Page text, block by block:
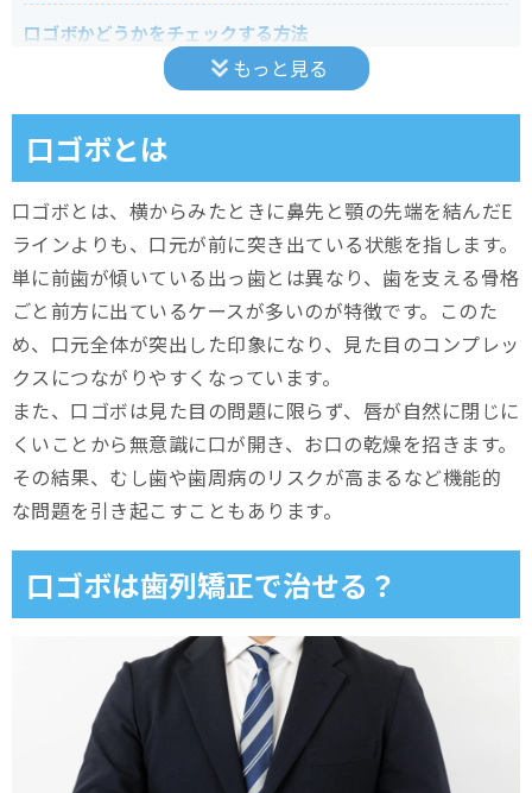
口ゴボかどうかをチェックする方法
口ゴボにも種類がある？
下顎が小さいタイプの口ゴボ
鼻が相対的に低い・唇が分厚いタイプの口ゴボ
歯並びがよくても口ゴボになる原因は？
先天的な要因
口ゴボの3つの矯正方法
マウスピース矯正
ワイヤー矯正（表側）
場合によっては外科矯正も
【症例別】口ゴボを歯列矯正での治療法
出っ歯が原因の口ゴボ
もっと見る
口ゴボとは
口ゴボとは、横からみたときに鼻先と顎の先端を結んだE
ラインよりも、口元が前に突き出ている状態を指します。
単に前歯が傾いている出っ歯とは異なり、歯を支える骨格
ごと前方に出ているケースが多いのが特徴です。このた
め、口元全体が突出した印象になり、見た目のコンプレッ
クスにつながりやすくなっています。
また、口ゴボは見た目の問題に限らず、唇が自然に閉じに
くいことから無意識に口が開き、お口の乾燥を招きます。
その結果、むし歯や歯周病のリスクが高まるなど機能的
な問題を引き起こすこともあります。
口ゴボは歯列矯正で治せる？